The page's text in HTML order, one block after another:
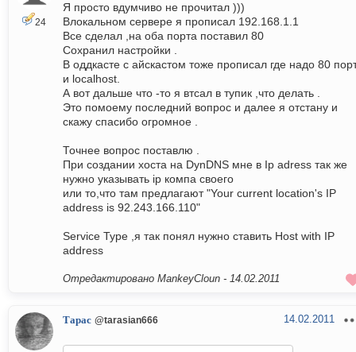
24
Я просто вдумчиво не прочитал )))
Влокальном сервере я прописал 192.168.1.1
Все сделал ,на оба порта поставил 80
Сохранил настройки .
В оддкасте с айскастом тоже прописал где надо 80
и localhost.
А вот дальше что -то я втсал в тупик ,что делать .
Это помоему последний вопрос и далее я отстану и
скажу спасибо огромное .
Точнее вопрос поставлю .
При создании хоста на DynDNS мне в Ip adress так же
нужно указывать ip компа своего
или то,что там предлагают "Your current location's IP
address is 92.243.166.110"
Service Type ,я так понял нужно ставить Host with IP
address
Отредактировано MankeyCloun - 14.02.2011
Тарас @tarasian666 14.02.2011